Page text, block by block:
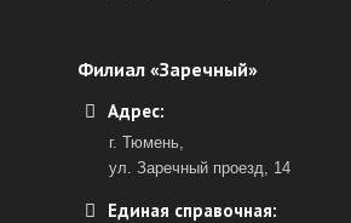
Филиал «Заречный»
Адрес:
г. Тюмень,
ул. Заречный проезд, 14
Единая справочная: